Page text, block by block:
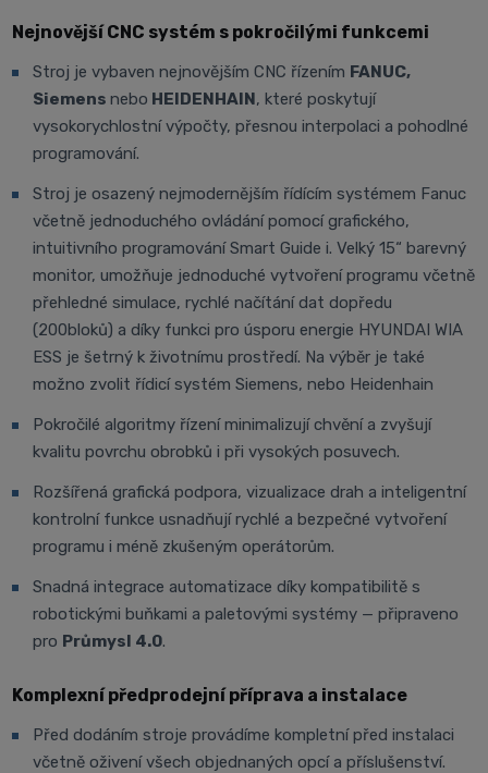
Nejnovější CNC systém s pokročilými funkcemi
Stroj je vybaven nejnovějším CNC řízením FANUC,
Siemens nebo HEIDENHAIN, které poskytují
vysokorychlostní výpočty, přesnou interpolaci a pohodlné
programování.
Stroj je osazený nejmodernějším řídícím systémem Fanuc
včetně jednoduchého ovládání pomocí grafického,
intuitivního programování Smart Guide i. Velký 15“ barevný
monitor, umožňuje jednoduché vytvoření programu včetně
přehledné simulace, rychlé načítání dat dopředu
(200bloků) a díky funkci pro úsporu energie HYUNDAI WIA
ESS je šetrný k životnímu prostředí. Na výběr je také
možno zvolit řídicí systém Siemens, nebo Heidenhain
Pokročilé algoritmy řízení minimalizují chvění a zvyšují
kvalitu povrchu obrobků i při vysokých posuvech.
Rozšířená grafická podpora, vizualizace drah a inteligentní
kontrolní funkce usnadňují rychlé a bezpečné vytvoření
programu i méně zkušeným operátorům.
Snadná integrace automatizace díky kompatibilitě s
robotickými buňkami a paletovými systémy — připraveno
pro Průmysl 4.0.
Komplexní předprodejní příprava a instalace
Před dodáním stroje provádíme kompletní před instalaci
včetně oživení všech objednaných opcí a příslušenství.